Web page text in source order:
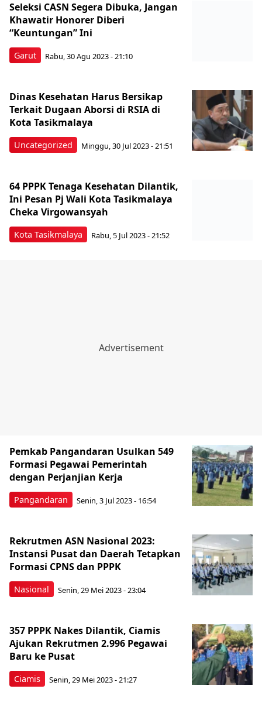
Garut
Seleksi CASN Segera Dibuka, Jangan
Khawatir Honorer Diberi
“Keuntungan” Ini
Rabu, 30 Agu 2023 - 21:10
Uncategorized
Dinas Kesehatan Harus Bersikap
Terkait Dugaan Aborsi di RSIA di
Kota Tasikmalaya
Minggu, 30 Jul 2023 - 21:51
Kota Tasikmalaya
64 PPPK Tenaga Kesehatan Dilantik,
Ini Pesan Pj Wali Kota Tasikmalaya
Cheka Virgowansyah
Rabu, 5 Jul 2023 - 21:52
Pangandaran
Pemkab Pangandaran Usulkan 549
Formasi Pegawai Pemerintah
dengan Perjanjian Kerja
Senin, 3 Jul 2023 - 16:54
Nasional
Rekrutmen ASN Nasional 2023:
Instansi Pusat dan Daerah Tetapkan
Formasi CPNS dan PPPK
Senin, 29 Mei 2023 - 23:04
Ciamis
357 PPPK Nakes Dilantik, Ciamis
Ajukan Rekrutmen 2.996 Pegawai
Baru ke Pusat
Senin, 29 Mei 2023 - 21:27